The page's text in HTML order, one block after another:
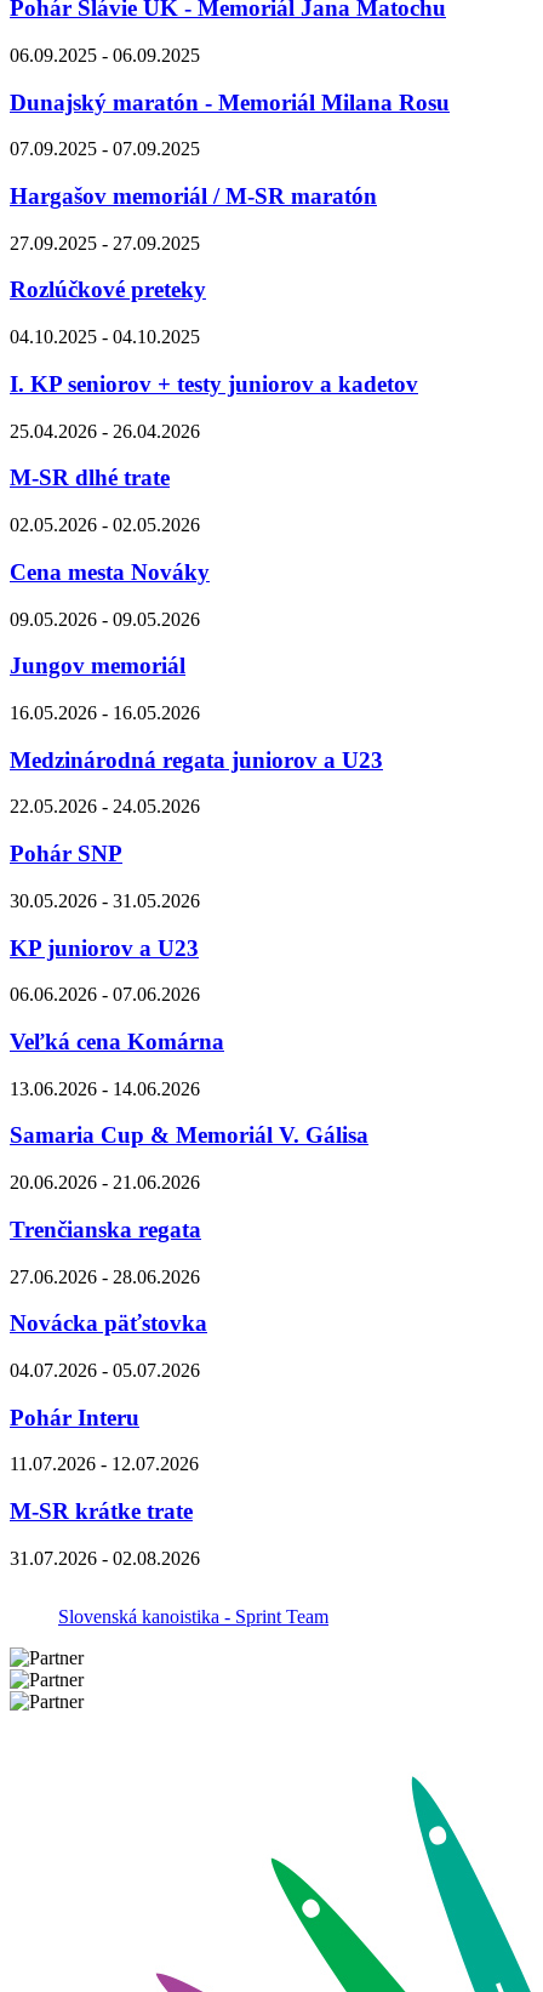
Pohár Slávie UK - Memoriál Jana Matochu
06.09.2025 - 06.09.2025
Dunajský maratón - Memoriál Milana Rosu
07.09.2025 - 07.09.2025
Hargašov memoriál / M-SR maratón
27.09.2025 - 27.09.2025
Rozlúčkové preteky
04.10.2025 - 04.10.2025
I. KP seniorov + testy juniorov a kadetov
25.04.2026 - 26.04.2026
M-SR dlhé trate
02.05.2026 - 02.05.2026
Cena mesta Nováky
09.05.2026 - 09.05.2026
Jungov memoriál
16.05.2026 - 16.05.2026
Medzinárodná regata juniorov a U23
22.05.2026 - 24.05.2026
Pohár SNP
30.05.2026 - 31.05.2026
KP juniorov a U23
06.06.2026 - 07.06.2026
Veľká cena Komárna
13.06.2026 - 14.06.2026
Samaria Cup & Memoriál V. Gálisa
20.06.2026 - 21.06.2026
Trenčianska regata
27.06.2026 - 28.06.2026
Novácka päťstovka
04.07.2026 - 05.07.2026
Pohár Interu
11.07.2026 - 12.07.2026
M-SR krátke trate
31.07.2026 - 02.08.2026
Slovenská kanoistika - Sprint Team